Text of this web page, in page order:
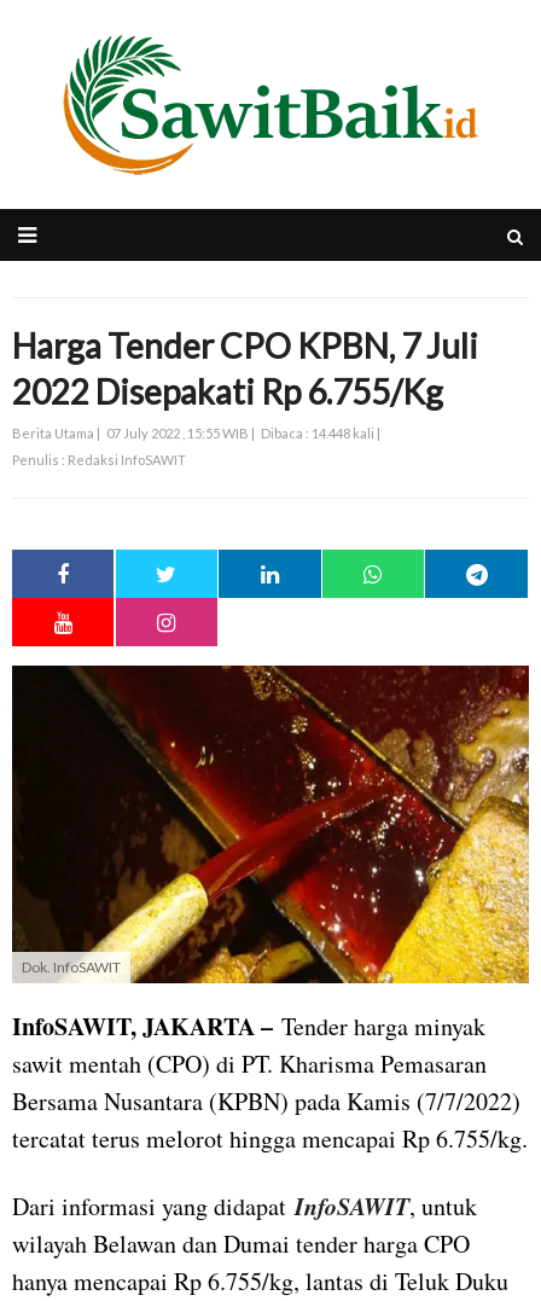
Harga Tender CPO KPBN, 7 Juli
2022 Disepakati Rp 6.755/Kg
Berita Utama | 07 July 2022 , 15:55 WIB | Dibaca : 14.448 kali |
Penulis : Redaksi InfoSAWIT
Dok. InfoSAWIT
InfoSAWIT, JAKARTA – Tender harga minyak
sawit mentah (CPO) di PT. Kharisma Pemasaran
Bersama Nusantara (KPBN) pada Kamis (7/7/2022)
tercatat terus melorot hingga mencapai Rp 6.755/kg.
Dari informasi yang didapatInfoSAWIT, untuk
wilayah Belawan dan Dumai tender harga CPO
hanya mencapai Rp 6.755/kg, lantas di Teluk Duku